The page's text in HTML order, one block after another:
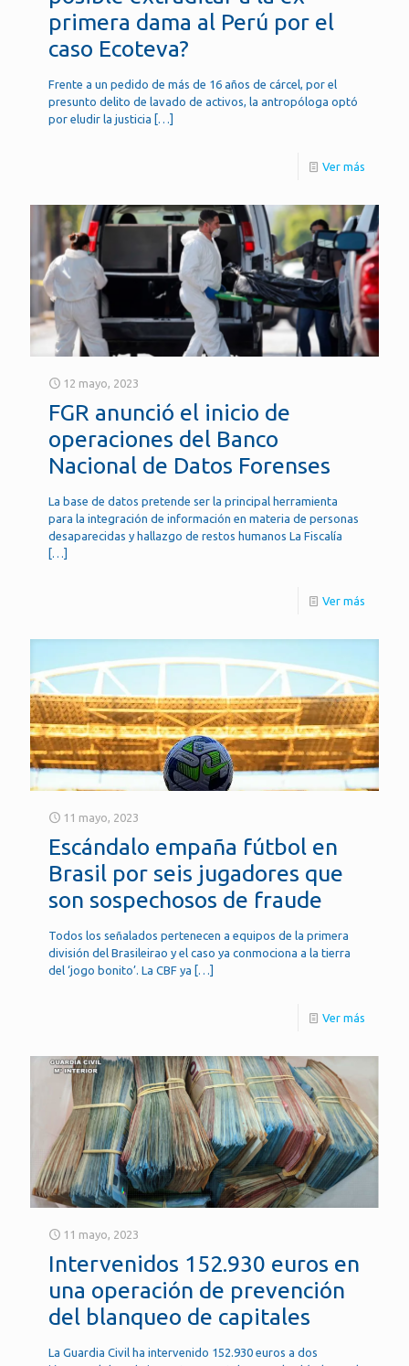
primera dama al Perú por el
caso Ecoteva?
Frente a un pedido de más de 16 años de cárcel, por el
presunto delito de lavado de activos, la antropóloga optó
por eludir la justicia […]
Ver más
12 mayo, 2023
FGR anunció el inicio de
operaciones del Banco
Nacional de Datos Forenses
La base de datos pretende ser la principal herramienta
para la integración de información en materia de personas
desaparecidas y hallazgo de restos humanos La Fiscalía
[…]
Ver más
11 mayo, 2023
Escándalo empaña fútbol en
Brasil por seis jugadores que
son sospechosos de fraude
Todos los señalados pertenecen a equipos de la primera
división del Brasileirao y el caso ya conmociona a la tierra
del ‘jogo bonito’. La CBF ya […]
Ver más
11 mayo, 2023
Intervenidos 152.930 euros en
una operación de prevención
del blanqueo de capitales
La Guardia Civil ha intervenido 152.930 euros a dos